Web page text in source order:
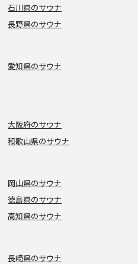
石川県のサウナ
長野県のサウナ
愛知県のサウナ
大阪府のサウナ
和歌山県のサウナ
岡山県のサウナ
徳島県のサウナ
高知県のサウナ
長崎県のサウナ